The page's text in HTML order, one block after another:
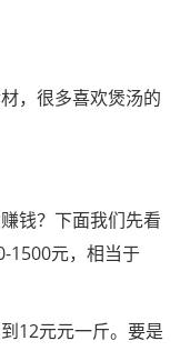
，很多喜欢煲汤的
钱？下面我们先看
1500元，相当于
12元元一斤。要是